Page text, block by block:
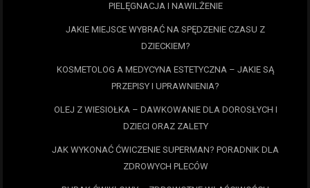
PIELĘGNACJA I NAWILŻENIE
JAKIE MIEJSCE WYBRAĆ NA SPĘDZENIE CZASU Z
DZIECKIEM?
KOSMETOLOG A MEDYCYNA ESTETYCZNA – JAKIE SĄ
PRZEPISY I UPRAWNIENIA?
OLEJ Z WIESIOŁKA – DAWKOWANIE DLA DOROSŁYCH I
DZIECI ORAZ ZALETY
JAK WYKONAĆ ĆWICZENIE SUPERMAN? PORADNIK DLA
ZDROWYCH PLECÓW